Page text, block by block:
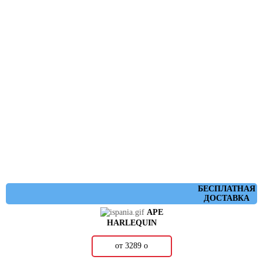
БЕСПЛАТНАЯ
ДОСТАВКА
APE
HARLEQUIN
от 3289 о